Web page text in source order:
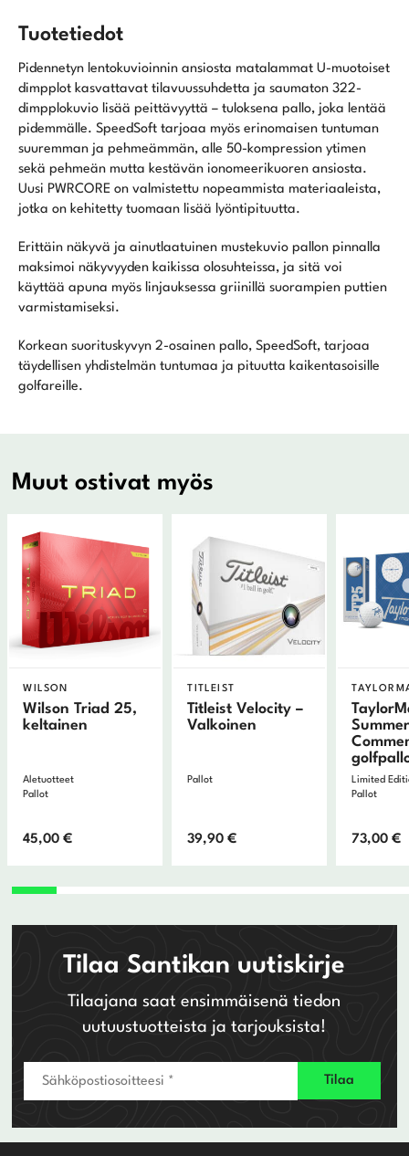
Tuotetiedot
Pidennetyn lentokuvioinnin ansiosta matalammat U-muotoiset
dimpplot kasvattavat tilavuussuhdetta ja saumaton 322-
dimpplokuvio lisää peittävyyttä – tuloksena pallo, joka lentää
pidemmälle. SpeedSoft tarjoaa myös erinomaisen tuntuman
suuremman ja pehmeämmän, alle 50-kompression ytimen
sekä pehmeän mutta kestävän ionomeerikuoren ansiosta.
Uusi PWRCORE on valmistettu nopeammista materiaaleista,
jotka on kehitetty tuomaan lisää lyöntipituutta.
Erittäin näkyvä ja ainutlaatuinen mustekuvio pallon pinnalla
maksimoi näkyvyyden kaikissa olosuhteissa, ja sitä voi
käyttää apuna myös linjauksessa griinillä suorampien puttien
varmistamiseksi.
Korkean suorituskyvyn 2-osainen pallo, SpeedSoft, tarjoaa
täydellisen yhdistelmän tuntumaa ja pituutta kaikentasoisille
golfareille.
Muut ostivat myös
WILSON
Wilson Triad 25,
keltainen
Aletuotteet
Pallot
45,00€
TITLEIST
Titleist Velocity –
Valkoinen
Pallot
39,90€
Limited
Pallot
73,00€
Tilaa Santikan uutiskirje
Tilaajana saat ensimmäisenä tiedon
uutuustuotteista ja tarjouksista!